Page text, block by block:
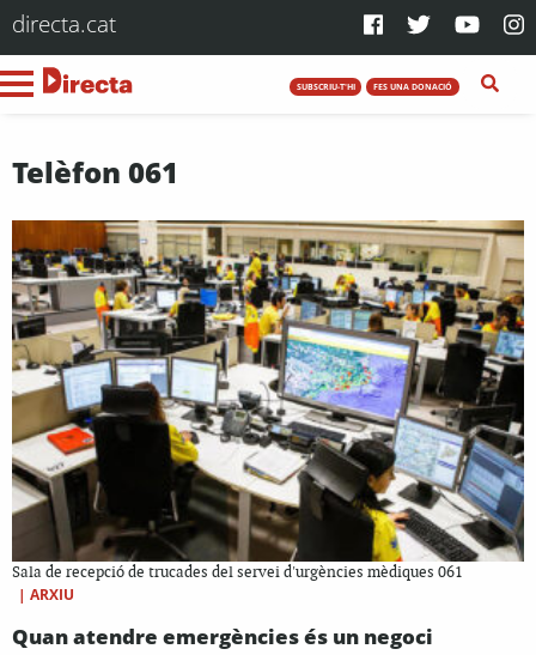
directa.cat
SUBSCRIU-T'HI FES UNA DONACIÓ
Telèfon 061
Sala de recepció de trucades del servei d'urgències mèdiques 061
| ARXIU
Quan atendre emergències és un negoci